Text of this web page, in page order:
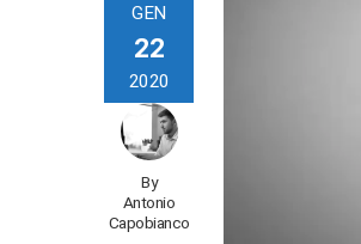
GEN
22
2020
By
Antonio
Capobianco